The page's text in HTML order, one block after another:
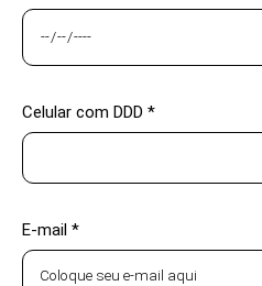
Celular com DDD *
E-mail *